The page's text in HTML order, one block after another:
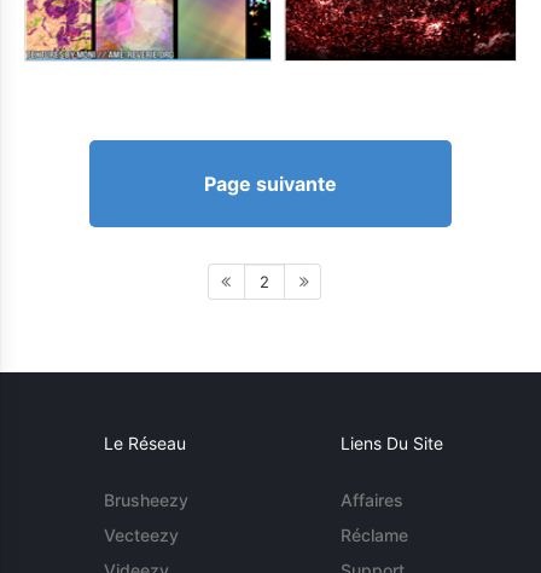
Page suivante
2
Le Réseau
Brusheezy
Vecteezy
Liens Du Site
Affaires
Réclame